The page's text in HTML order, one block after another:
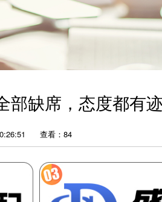
部缺席，态度都有
查看：84